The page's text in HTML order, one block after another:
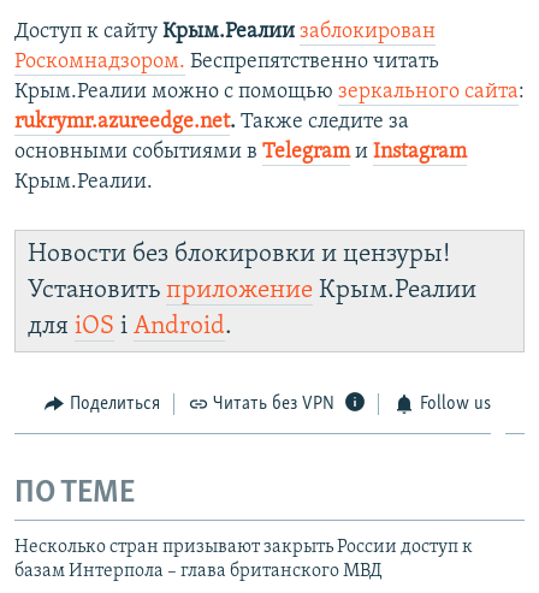
Доступ к сайту Крым.Реалии заблокирован
Роскомнадзором. Беспрепятственно читать
Крым.Реалии можно с помощью зеркального сайта:
rukrymr.azureedge.net. Также следите за
основными событиями в Telegramи Instagram
Крым.Реалии.
Новости без блокировки и цензуры!
Установить приложение Крым.Реалии
для iOS і Android.
Поделиться Читать без VPN Follow us
ПО ТЕМЕ
Несколько стран призывают закрыть России доступ к
базам Интерпола – глава британского МВД